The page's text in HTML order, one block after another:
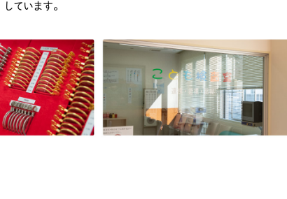
しています。